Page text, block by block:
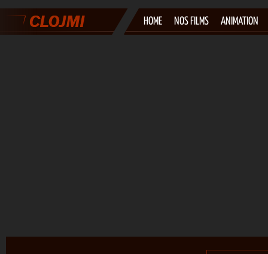
HOME NOS FILMS ANIMATION